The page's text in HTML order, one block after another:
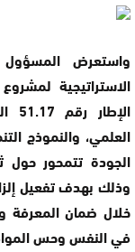
واستعرض المسؤول
الاستراتيجية
العلمي، والنموذج
الجودة تتمحور حول
وذلك بهدف تفعيل
خلال ضمان المعرفة
في النفس وحس